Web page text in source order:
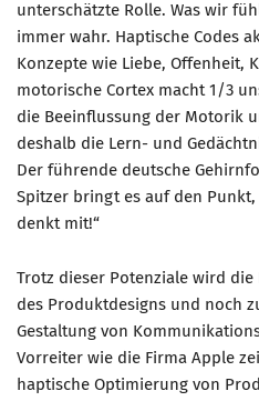
unterschätzte Rolle. Was wir
immer wahr. Haptische Codes
Konzepte wie Liebe, Offenheit,
motorische Cortex macht 1/3
die Beeinflussung der Motorik
deshalb die Lern- und
Der führende deutsche
Spitzer bringt es auf den Punkt,
denkt mit!“
Trotz dieser Potenziale wird
des Produktdesigns und noch
Gestaltung von
Vorreiter wie die Firma Apple
haptische Optimierung von